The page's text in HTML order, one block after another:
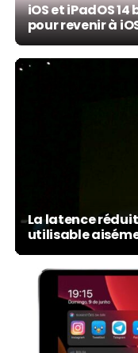
iOS et iPadOS
pour revenir à
La latence
utilisable